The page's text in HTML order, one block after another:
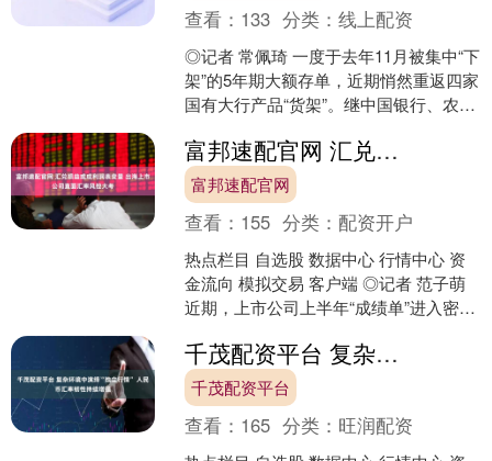
查看： 133 分类：线上配资
◎记者 常佩琦 一度于去年11月被集中“下
架”的5年期大额存单，近期悄然重返四家
国有大行产品“货架”。继中国银行、农业
银行也....
富邦速配官网 汇兑损益或成利润表变量 出海上市公司直面汇率风控大考
富邦速配官网
查看： 155 分类：配资开户
热点栏目 自选股 数据中心 行情中心 资
金流向 模拟交易 客户端 ◎记者 范子萌
近期，上市公司上半年“成绩单”进入密集
量之一....
千茂配资平台 复杂环境中演绎“独立行情” 人民币汇率韧性持续增强
千茂配资平台
查看： 165 分类： 旺润配资